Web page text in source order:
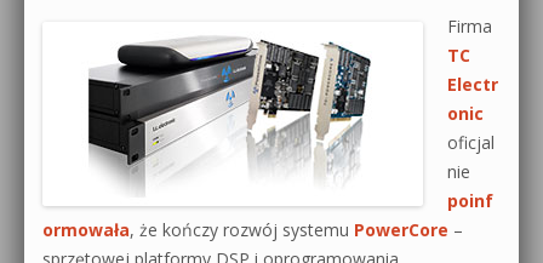
Firma
TC
Electr
onic
oficjal
nie
poinf
ormowała, że kończy rozwój systemu PowerCore –
sprzętowej platformy DSP i oprogramowania